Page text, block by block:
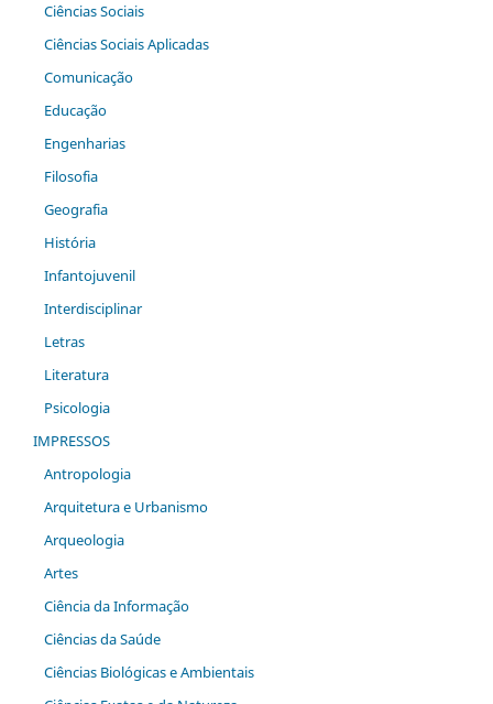
Ciências Sociais
Ciências Sociais Aplicadas
Comunicação
Educação
Engenharias
Filosofia
Geografia
História
Infantojuvenil
Interdisciplinar
Letras
Literatura
Psicologia
IMPRESSOS
Antropologia
Arquitetura e Urbanismo
Arqueologia
Artes
Ciência da Informação
Ciências da Saúde
Ciências Biológicas e Ambientais